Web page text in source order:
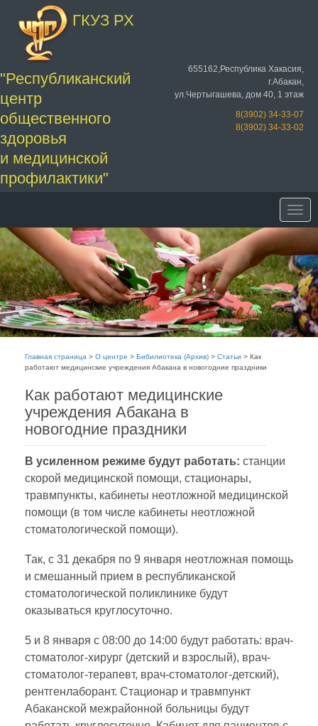
ГКУЗ РХ
"Республиканский
центр
общественного
здоровья
и медицинской
профилактики"
655162,Республика Хакасия,
г.Абакан,
ул.Чертыгашева, дом 40, 1 этаж
8(3902) 34-33-07
8(3902) 34-33-02
Главная страница > О центре > Бибилиотека (Архив) > Статьи > Как
работают медицинские учреждения Абакана в новогодние праздники
Как работают медицинские
учреждения Абакана в
новогодние праздники
В усиленном режиме будут работать: станции
скорой медицинской помощи, стационары,
травмпункты, кабинеты неотложной медицинской
помощи (в том числе кабинеты неотложной
стоматологической помощи).
Так, с 31 декабря по 9 января неотложная помощь
и смешанный прием в республиканской
стоматологической поликлинике будут
оказываться круглосуточно.
5 и 8 января с 08:00 до 14:00 будут работать: врач-
стоматолог-хирург (детский и взрослый), врач-
стоматолог-терапевт, врач-стоматолог-детский),
рентгенлаборант. Стационар и травмпункт
Абаканской межрайонной больницы будут